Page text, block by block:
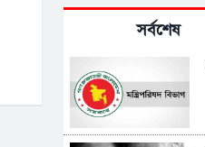
সর্বশেষ